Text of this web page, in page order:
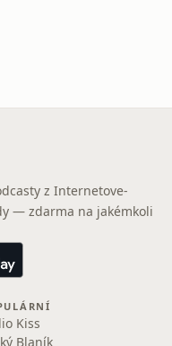
z Internetove-
— zdarma na jakémkoli
Kiss
Blaník